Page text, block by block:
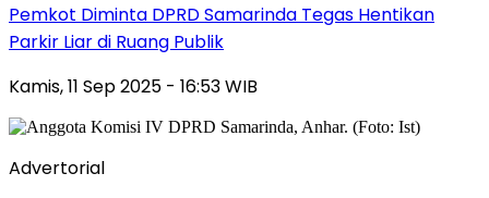
Pemkot Diminta DPRD Samarinda Tegas Hentikan
Parkir Liar di Ruang Publik
Kamis, 11 Sep 2025 - 16:53 WIB
Advertorial